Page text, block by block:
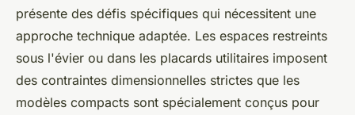
présente des défis spécifiques qui nécessitent une
approche technique adaptée. Les espaces restreints
sous l'évier ou dans les placards utilitaires imposent
des contraintes dimensionnelles strictes que les
modèles compacts sont spécialement conçus pour